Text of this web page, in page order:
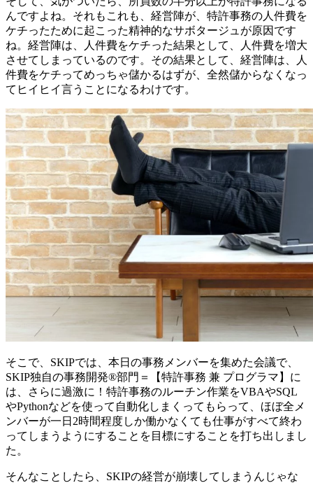
んですよね。それもこれも、経営陣が、特許事務の人件費を
ケチったために起こった精神的なサボタージュが原因です
ね。経営陣は、人件費をケチった結果として、人件費を増大
させてしまっているのです。その結果として、経営陣は、人
件費をケチってめっちゃ儲かるはずが、全然儲からなくなっ
てヒイヒイ言うことになるわけです。
そこで、SKIPでは、本日の事務メンバーを集めた会議で、
SKIP独自の事務開発®部門＝【特許事務 兼 プログラマ】に
は、さらに過激に！特許事務のルーチン作業をVBAやSQL
やPythonなどを使って自動化しまくってもらって、ほぼ全メ
ンバーが一日2時間程度しか働かなくても仕事がすべて終わ
ってしまうようにすることを目標にすることを打ち出しまし
た。
そんなことしたら、SKIPの経営が崩壊してしまうんじゃな